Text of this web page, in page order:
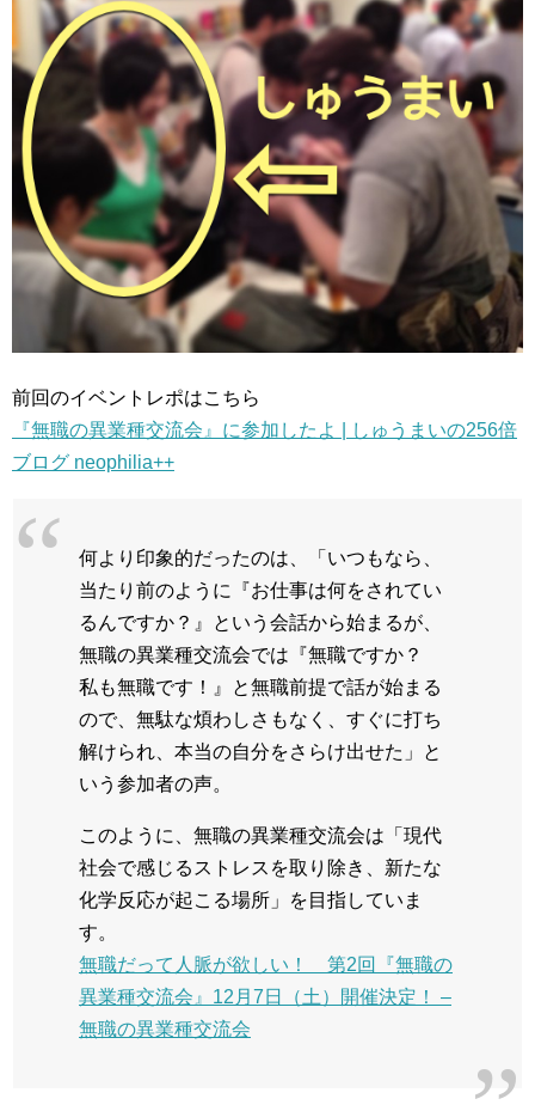
前回のイベントレポはこちら
『無職の異業種交流会』に参加したよ | しゅうまいの256倍
ブログ neophilia++
何より印象的だったのは、「いつもなら、
当たり前のように『お仕事は何をされてい
るんですか？』という会話から始まるが、
無職の異業種交流会では『無職ですか？
私も無職です！』と無職前提で話が始まる
ので、無駄な煩わしさもなく、すぐに打ち
解けられ、本当の自分をさらけ出せた」と
いう参加者の声。
このように、無職の異業種交流会は「現代
社会で感じるストレスを取り除き、新たな
化学反応が起こる場所」を目指していま
す。
無職だって人脈が欲しい！ 第2回『無職の
異業種交流会』12月7日（土）開催決定！ –
無職の異業種交流会